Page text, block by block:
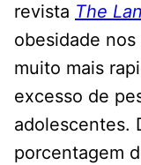
revista The
obesidade
muito mais
excesso de
adolescentes.
porcentagem